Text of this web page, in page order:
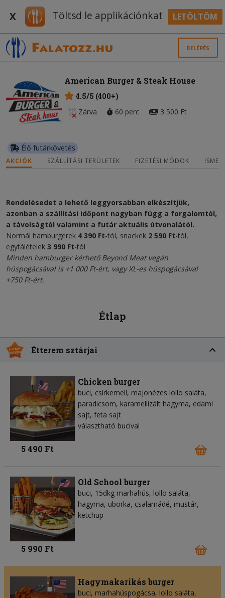
X Töltsd le applikációnkat LETÖLTÖM
BELÉPÉS
American Burger & Steak House
4.5/5 (400+)
Zárva
60 perc 3 500 Ft
Élő futárkövetés
AKCIÓK SZÁLLÍTÁSI TERÜLETEK FIZETÉSI MÓDOK
Rendelésedet a lehető leggyorsabban elkészítjük,
azonban a szállítási időpont nagyban függ a forgalomtól,
a távolságtól valamint a futár aktuális útvonalától.
Normál hamburgerek 4 390 Ft-tól, snackek 2 590 Ft-tól,
egytálételek 3 990 Ft-tól
Minden hamburger kérhetőBeyond Meat vegán
húspogácsávalis +1 000 Ft-ért, vagy XL-es húspogácsával
+750 Ft-ért.
Étlap
Étterem sztárjai
Chicken burger
buci, csirkemell, majonézes lollo saláta,
paradicsom, karamellizált hagyma, edami
sajt, feta sajt
választható bucival
5 490 Ft
Old School burger
buci, 15dkg marhahús, lollo saláta,
hagyma, uborka, csalamádé, mustár,
ketchup
5 990 Ft
Hagymakarikás burger
buci, marhahúspogácsa, lollo saláta,